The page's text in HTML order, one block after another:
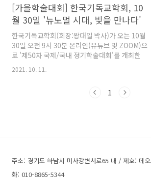
[가을학술대회] 한국기독교학회, 10
월 30일 '뉴노멀 시대, 빛을 만나다'
한국기독교학회(회장:왕대일 박사)가 오는 10월
30일 오전 9시 30분 온라인(유튜브 및 ZOOM)으
로 '제50차 국제/국내 정기학술대회'를 개최한
다. '뉴노멀 시대, 빛을 만나다'를 주제로 진행되
는 이번 정기학술대회는 5명의 국외 학자가 주제
학회, 한국실천신학회 등 한국기독교학회에 소속
2021. 10. 11.
1
주소: 경기도 하남시 미사강변서로65 내 / 제호: 데
화: 010-8865-5344